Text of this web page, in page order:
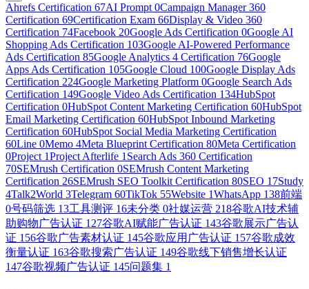
Ahrefs Certification 67AI Prompt 0Campaign Manager 360
Certification 69Certification Exam 66Display & Video 360
Certification 74Facebook 20Google Ads Certification 0Google AI
Shopping Ads Certification 103Google AI-Powered Performance
Ads Certification 85Google Analytics 4 Certification 76Google
Apps Ads Certification 105Google Cloud 100Google Display Ads
Certification 224Google Marketing Platform 0Google Search Ads
Certification 149Google Video Ads Certification 134HubSpot
Certification 0HubSpot Content Marketing Certification 60HubSpot
Email Marketing Certification 60HubSpot Inbound Marketing
Certification 60HubSpot Social Media Marketing Certification
60Line 0Memo 4Meta Blueprint Certification 80Meta Certification
0Project 1Project Afterlife 1 Search Ads 360 Certification
70SEMrush Certification 0SEMrush Content Marketing
Certification 26SEMrush SEO Toolkit Certification 80SEO 17Study
4Talk2World 3Telegram 60TikTok 55Website 1WhatsApp 138前端
0号码筛选 13工具测评 16未分类 0社媒运营 218谷歌AI技术辅
助购物广告认证 127谷歌AI赋能广告认证 143谷歌展示广告认
证 156谷歌广告素材认证 145谷歌应用广告认证 157谷歌成效
衡量认证 163谷歌搜索广告认证 149谷歌线下销售增长认证
147谷歌视频广告认证 145问题集 1